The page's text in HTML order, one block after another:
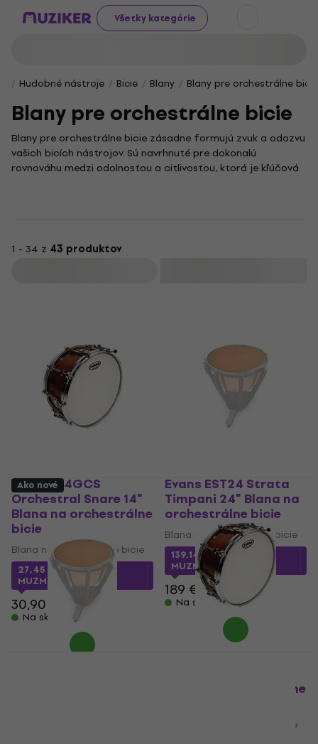
Všetky kategórie
Hudobné nástroje Bicie Blany Blany pre orchestrálne bicie
Blany pre orchestrálne bicie
Blany pre orchestrálne bicie zásadne formujú zvuk a odozvu
vašich bicích nástrojov. Sú navrhnuté pre dokonalú
rovnováhu medzi odolnosťou a citlivosťou, ktorá je kľúčová
Vďaka nim získate dokonalú kontrolu nad tónom a
1 - 34 z 43 produktov
Evans B14GCS
Orchestral Snare 14"
Blana na orchestrálne
bicie
Blana na orchestrálne bicie
27,45 €s kódom
MUZMUZ-10
30,90 €
Na sklade
Evans EST24 Strata
Timpani 24" Blana na
orchestrálne bicie
Blana na orchestrálne bicie
139,14 €s kódom
MUZMUZ-25
189 €
Na sklade
Ako nové
Blana na orchestrálne
Blana na orchestrálne bicie